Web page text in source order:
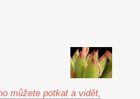
můžete potkat a vidět,